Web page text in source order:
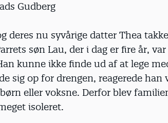
Gudberg
deres nu syvårige datter Thea
søn Lau, der i dag er fire år,
kunne ikke finde ud af at lege
sig op for drengen, reagerede han
eller voksne. Derfor blev
isoleret.